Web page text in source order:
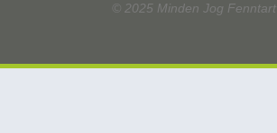
© 2025 Minden Jog